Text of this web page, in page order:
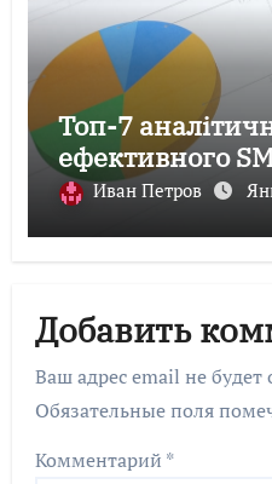
Топ-7
ефективного
Иван Петров
Добавить
Ваш адрес email не будет
Обязательные поля
Комментарий *